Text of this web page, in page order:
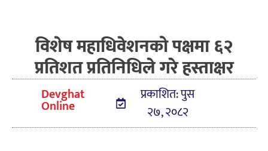
विशेष महाधिवेशनको पक्षमा ६२
प्रतिशत प्रतिनिधिले गरे हस्ताक्षर
Devghat
Online
प्रकाशित: पुस
२७, २०८२